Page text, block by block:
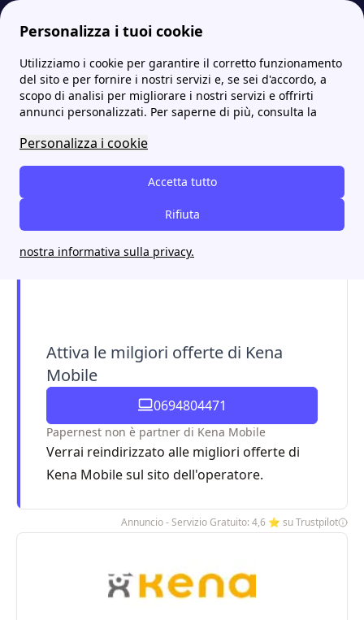
Personalizza i tuoi cookie
Utilizziamo i cookie per garantire il corretto funzionamento
del sito e per fornire i nostri servizi e, se sei d'accordo, a
scopo di analisi per migliorare i nostri servizi e offrirti
annunci personalizzati. Per saperne di più, consulta la
Personalizza i cookie
Accetta tutto
Rifiuta
nostra informativa sulla privacy.
Internet Casa Kena, le migliori offerte per internet, minuti ed SMS
Kena, le migliori offerte
per internet, minuti ed
SMS
Attiva le milgiori offerte di Kena
Mobile
0694804471
Papernest non è partner di Kena Mobile
Verrai reindirizzato alle migliori offerte di
Kena Mobile sul sito dell'operatore.
Annuncio - Servizio Gratuito: 4,6 ⭐ su Trustpilot